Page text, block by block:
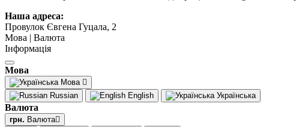
Наша адреса:
Провулок Євгена Гуцала, 2
Мова | Валюта
Інформація
Мова
Мова
Russian
English Українська
Валюта
грн. Валюта